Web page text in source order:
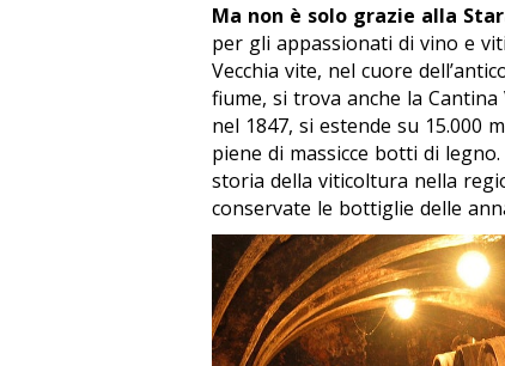
Ma non è solo grazie alla
per gli appassionati di vino e
Vecchia vite, nel cuore
fiume, si trova anche la
nel 1847, si estende su 15.000
piene di massicce botti di
storia della viticoltura nella
conservate le bottiglie delle